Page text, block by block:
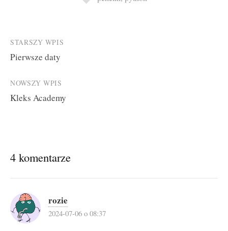
Post
navigation
STARSZY WPIS
Pierwsze daty
NOWSZY WPIS
Kleks Academy
4 komentarze
rozie
2024-07-06 o 08:37